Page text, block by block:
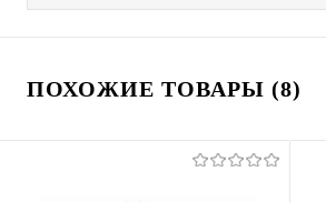
ПОХОЖИЕ ТОВАРЫ (8)